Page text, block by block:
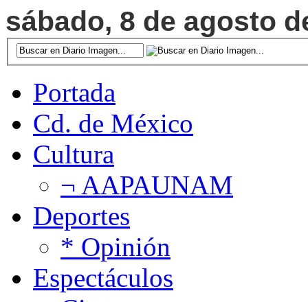
sábado, 8 de agosto
Portada
Cd. de México
Cultura
¬ AAPAUNAM
Deportes
* Opinión
Espectáculos